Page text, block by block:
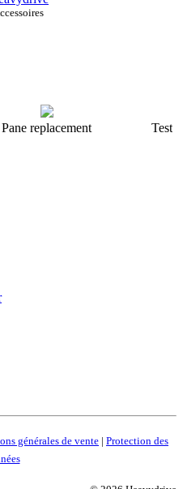
Pane replacement Test
générales de vente | Protection des